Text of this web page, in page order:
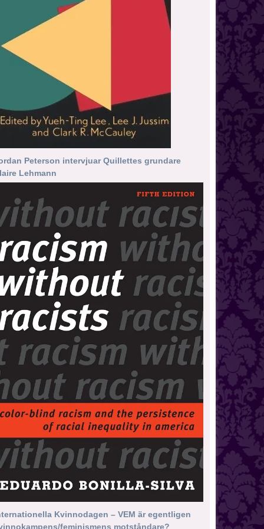
Peterson intervjuar Quillettes grundare
Lehmann
Kvinnodagen – VEM är egentligen
feminismens motståndare?